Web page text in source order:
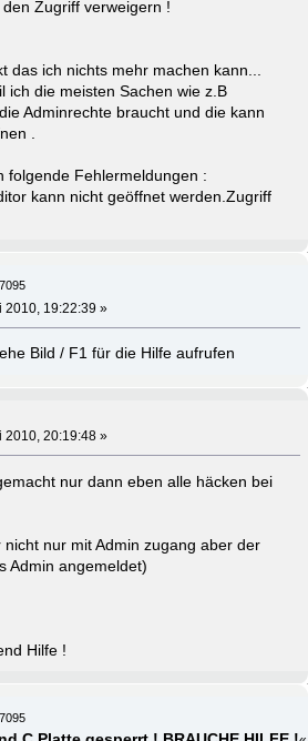
Zugriff verweigern !
das ich nichts mehr machen kann...
ich die meisten Sachen wie z.B
Adminrechte braucht und die kann
.
folgende Fehlermeldungen :
kann nicht geöffnet werden.Zugriff
2010, 19:22:39 »
Bild / F1 für die Hilfe aufrufen
2010, 20:19:48 »
nur dann eben alle häcken bei
nur mit Admin zugang aber der
Admin angemeldet)
Hilfe !